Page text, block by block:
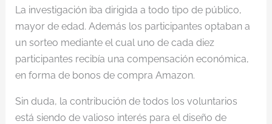
La investigación iba dirigida a todo tipo de público,
mayor de edad. Además los participantes optaban a
un sorteo mediante el cual uno de cada diez
participantes recibía una compensación económica,
en forma de bonos de compra Amazon.
Sin duda, la contribución de todos los voluntarios
está siendo de valioso interés para el diseño de